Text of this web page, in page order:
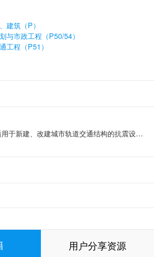
建筑（P）
与市政工程（P50/54）
工程（P51）
适用范围：本规范适用于新建、改建城市轨道交通结构的抗震设计。本规范共分10章和2个附录,主要技术内容是：总则，术语和符号，基本要求，场地、地基与基础，地震作用，地震反应计算，抗震性能的验算方法，高架区间结构，高架车站结构，隧道与地下车站结构等。
共和国住房和城乡建设部用户分享资源